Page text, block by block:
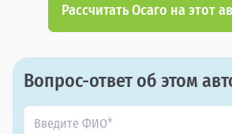
Рассчитать Осаго на этот
Вопрос-ответ об этом